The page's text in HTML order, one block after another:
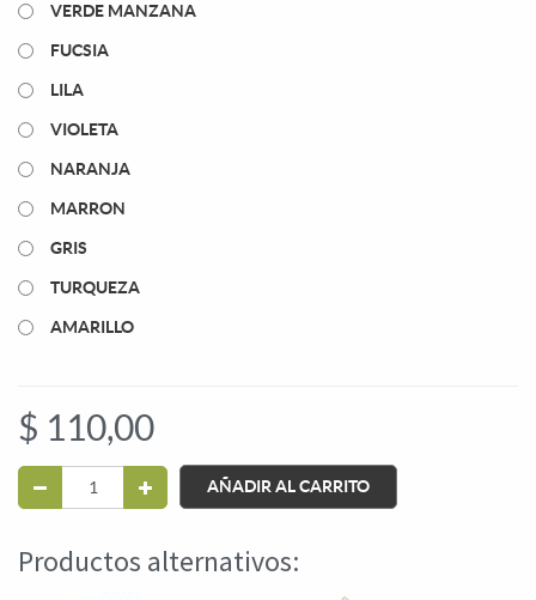
VERDE MANZANA
FUCSIA
LILA
VIOLETA
NARANJA
MARRON
GRIS
TURQUEZA
AMARILLO
$ 110,00
AÑADIR AL CARRITO
Productos alternativos: